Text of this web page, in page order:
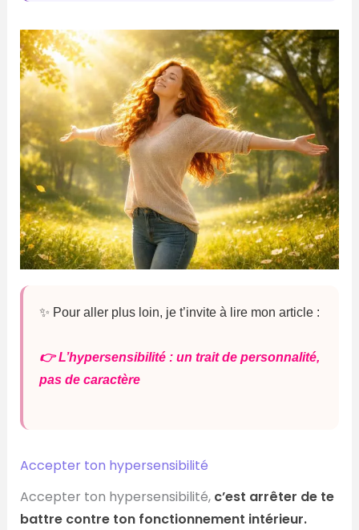
✨ Pour aller plus loin, je t’invite à lire mon article :
👉 L’hypersensibilité : un trait de personnalité,
pas de caractère
Accepter ton hypersensibilité
Accepter ton hypersensibilité, c’est arrêter de te
battre contre ton fonctionnement intérieur.